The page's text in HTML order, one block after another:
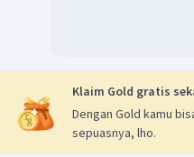
Klaim Gold gratis
Dengan Gold kamu
sepuasnya, lho.